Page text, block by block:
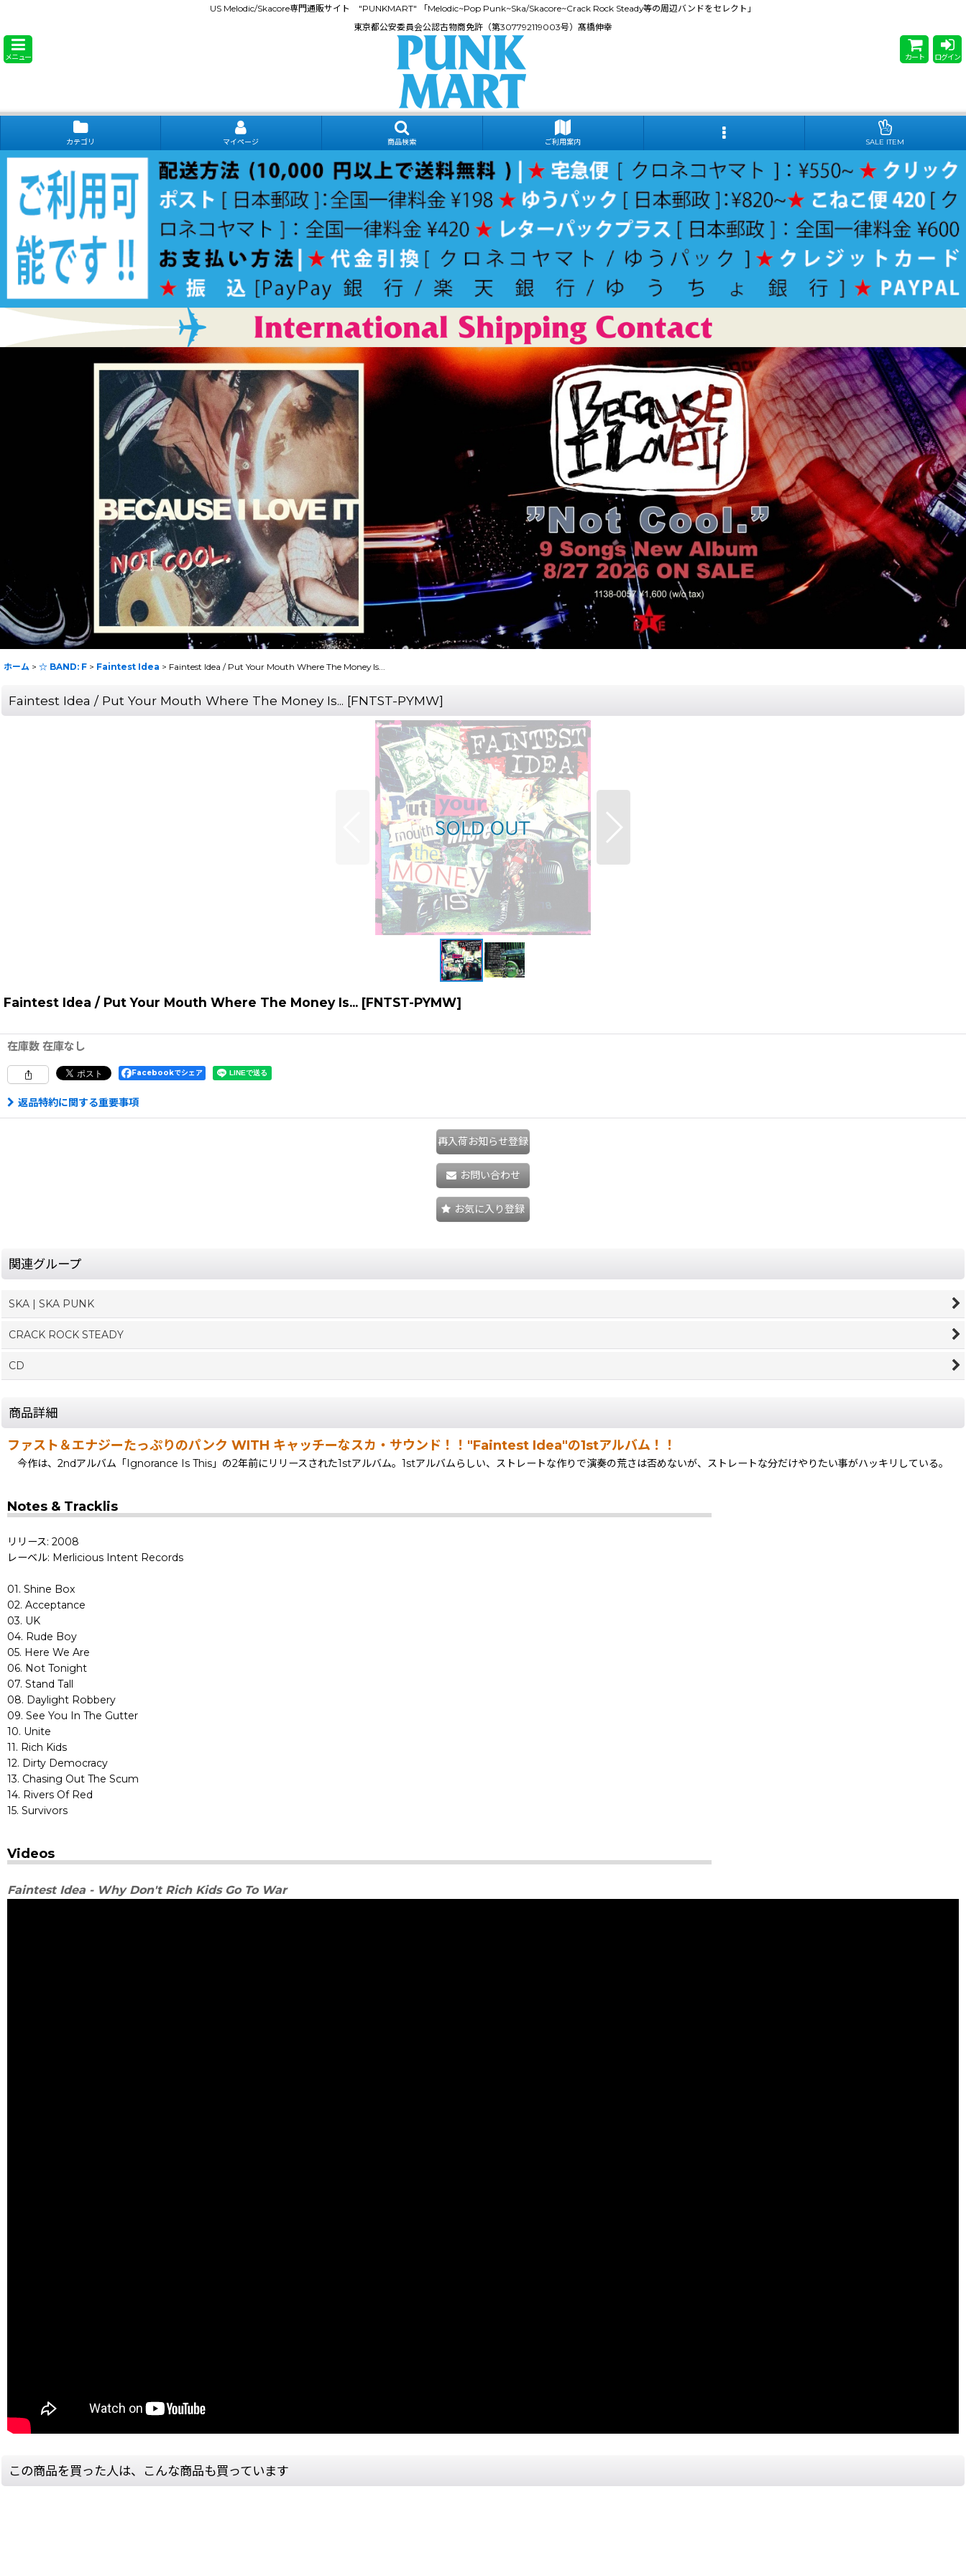
US Melodic/Skacore専門通販サイト "PUNKMART" 「Melodic~Pop Punk~Ska/Skacore~Crack Rock Steady等の周辺バンドをセレクト」
東京都公安委員会公認古物商免許（第307792119003号）髙橋伸幸
メニュー カート ログイン
カテゴリ マイページ 商品検索 ご利用案内 SALE ITEM
ホーム > ☆ BAND: F > Faintest Idea > Faintest Idea / Put Your Mouth Where The Money Is...
Faintest Idea / Put Your Mouth Where The Money Is... [FNTST-PYMW]
Faintest Idea / Put Your Mouth Where The Money Is... [FNTST-PYMW]
在庫数 在庫なし
Facebookでシェア
返品特約に関する重要事項
再入荷お知らせ登録
お問い合わせ
お気に入り登録
関連グループ
SKA | SKA PUNK
CRACK ROCK STEADY
CD
商品詳細
ファスト＆エナジーたっぷりのパンク WITH キャッチーなスカ・サウンド！！"Faintest Idea"の1stアルバム！！
今作は、2ndアルバム「Ignorance Is This」の2年前にリリースされた1stアルバム。1stアルバムらしい、ストレートな作りで演奏の荒さは否めないが、ストレートな分だけやりたい事がハッキリしている。
Notes & Tracklis
リリース: 2008
レーベル: Merlicious Intent Records
01. Shine Box
02. Acceptance
03. UK
04. Rude Boy
05. Here We Are
06. Not Tonight
07. Stand Tall
08. Daylight Robbery
09. See You In The Gutter
10. Unite
11. Rich Kids
12. Dirty Democracy
13. Chasing Out The Scum
14. Rivers Of Red
15. Survivors
Videos
Faintest Idea - Why Don't Rich Kids Go To War
この商品を買った人は、こんな商品も買っています